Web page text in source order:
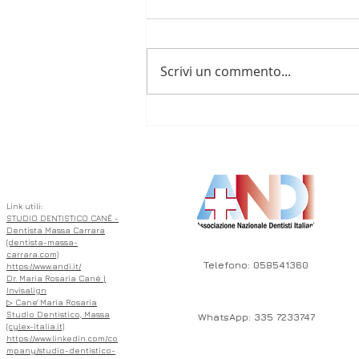
Bambini 🦷
Scrivi un commento...
Link utili:
STUDIO DENTISTICO CANÉ -
Dentista Massa Carrara
(dentista-massa-
carrara.com)
https://www.andi.it/
Dr. Maria Rosaria Cané |
Invisalign
▷ Cane' Maria Rosaria
Studio Dentistico, Massa
(cylex-italia.it)
https://www.linkedin.com/co
mpany/studio-dentistico-
Telefono: 058541360
WhatsApp: 335 7233747